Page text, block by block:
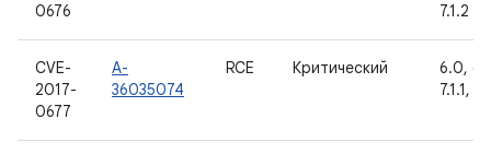
0676
7.1.2
CVE-
2017-
0677
A-
36035074
RCE Критический
6.0,
7.1.1,